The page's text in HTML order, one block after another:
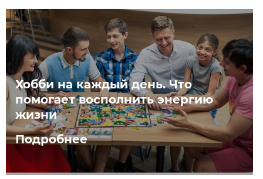
Хобби на каждый день. Что
помогает восполнить энергию
жизни
Подробнее